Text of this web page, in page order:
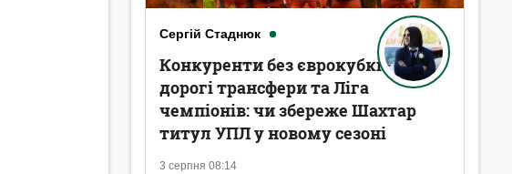
Сергій Стаднюк
3 серпня 08:14
Конкуренти без єврокубків,
дорогі трансфери та Ліга
чемпіонів: чи збереже Шахтар
титул УПЛ у новому сезоні